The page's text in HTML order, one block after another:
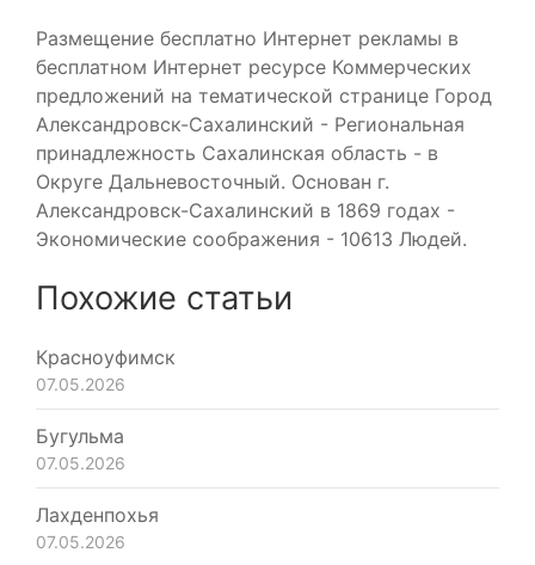
Размещение бесплатно Интернет рекламы в
бесплатном Интернет ресурсе Коммерческих
предложений на тематической странице Город
Александровск-Сахалинский - Региональная
принадлежность Сахалинская область - в
Округе Дальневосточный. Основан г.
Александровск-Сахалинский в 1869 годах -
Экономические соображения - 10613 Людей.
Похожие статьи
Красноуфимск
07.05.2026
Бугульма
07.05.2026
Лахденпохья
07.05.2026